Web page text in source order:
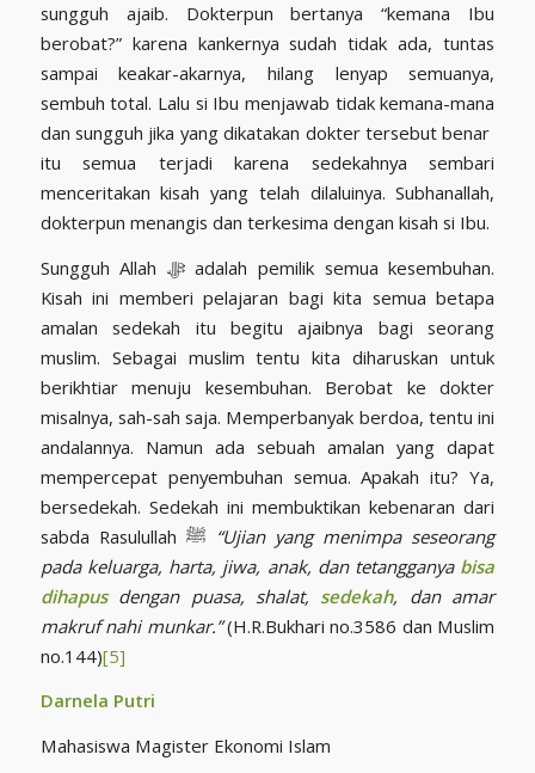
sungguh ajaib. Dokterpun bertanya “kemana Ibu
berobat?” karena kankernya sudah tidak ada, tuntas
sampai keakar-akarnya, hilang lenyap semuanya,
sembuh total. Lalu si Ibu menjawab tidak kemana-mana
dan sungguh jika yang dikatakan dokter tersebut benar
itu semua terjadi karena sedekahnya sembari
menceritakan kisah yang telah dilaluinya. Subhanallah,
dokterpun menangis dan terkesima dengan kisah si Ibu.
Sungguh Allah ﷻ adalah pemilik semua kesembuhan.
Kisah ini memberi pelajaran bagi kita semua betapa
amalan sedekah itu begitu ajaibnya bagi seorang
muslim. Sebagai muslim tentu kita diharuskan untuk
berikhtiar menuju kesembuhan. Berobat ke dokter
misalnya, sah-sah saja. Memperbanyak berdoa, tentu ini
andalannya. Namun ada sebuah amalan yang dapat
mempercepat penyembuhan semua. Apakah itu? Ya,
bersedekah. Sedekah ini membuktikan kebenaran dari
“Ujian yang menimpa seseorang
pada keluarga, harta, jiwa, anak, dan tetangganya bisa
dihapusdengan puasa, shalat, sedekah, dan amar
makruf nahi munkar.”(H.R.Bukhari no.3586 dan Muslim
no.144)[5]
Darnela Putri
Mahasiswa Magister Ekonomi Islam